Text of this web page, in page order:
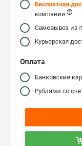
Бесплатная
компании
Самовывоз из
Курьерская
Оплата
Банковские
Рублями со